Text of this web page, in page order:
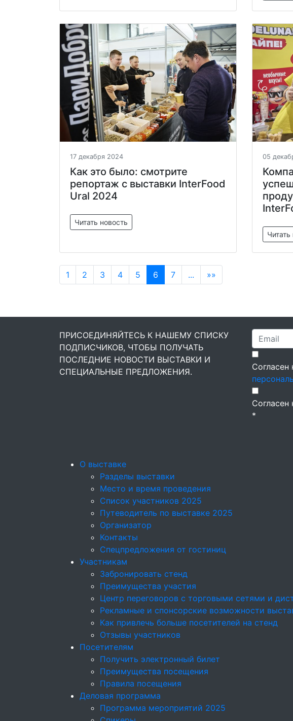
17 декабря 2024
Как это было: смотрите
репортаж с выставки InterFood
Ural 2024
Читать новость
05
Читать
1 2 3 4 5 6 7 ... »»
ПРИСОЕДИНЯЙТЕСЬ К НАШЕМУ СПИСКУ
ПОДПИСЧИКОВ, ЧТОБЫ ПОЛУЧАТЬ
ПОСЛЕДНИЕ НОВОСТИ ВЫСТАВКИ И
СПЕЦИАЛЬНЫЕ ПРЕДЛОЖЕНИЯ.
Согласен
Согласен
*
О выставке
Разделы выставки
Место и время проведения
Список участников 2025
Путеводитель по выставке 2025
Организатор
Контакты
Спецпредложения от гостиниц
Участникам
Забронировать стенд
Преимущества участия
Центр переговоров с торговыми сетями и
Рекламные и спонсорские возможности
Как привлечь больше посетителей на стенд
Отзывы участников
Посетителям
Получить электронный билет
Преимущества посещения
Правила посещения
Деловая программа
Программа мероприятий 2025